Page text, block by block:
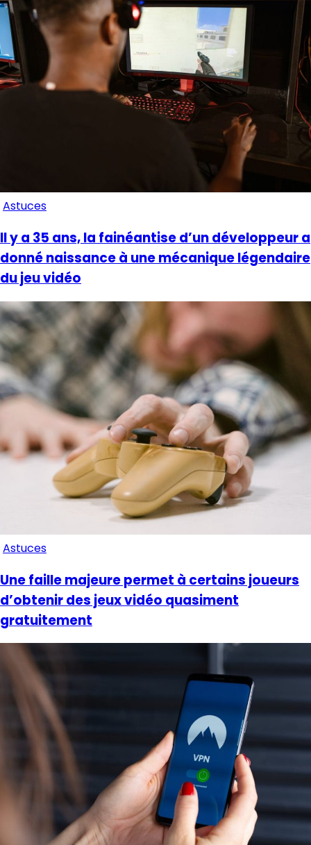
Astuces
Il y a 35 ans, la fainéantise d’un développeur a
donné naissance à une mécanique légendaire
du jeu vidéo
Astuces
Une faille majeure permet à certains joueurs
d’obtenir des jeux vidéo quasiment
gratuitement